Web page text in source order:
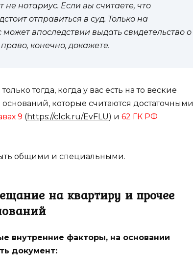
нотариус. Если вы считаете, что
отправиться в суд. Только на
впоследствии выдать свидетельство о
конечно, докажете.
тогда, когда у вас есть на то веские
которые считаются достаточными
9 (https://clck.ru/EvFLU) и 62 ГК РФ
общими и специальными.
на квартиру и прочее
внутренние факторы, на основании
документ: